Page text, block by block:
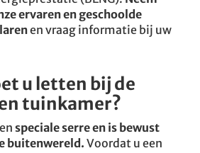
ervaren en geschoolde
en vraag informatie bij uw
u letten bij de
tuinkamer?
speciale serre en is bewust
buitenwereld. Voordat u een